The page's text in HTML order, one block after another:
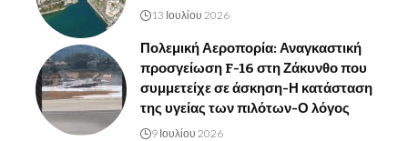
13 Ιουλίου 2026
Πολεμική Αεροπορία: Αναγκαστική
προσγείωση F-16 στη Ζάκυνθο που
συμμετείχε σε άσκηση-Η κατάσταση
της υγείας των πιλότων-Ο λόγος
9 Ιουλίου 2026